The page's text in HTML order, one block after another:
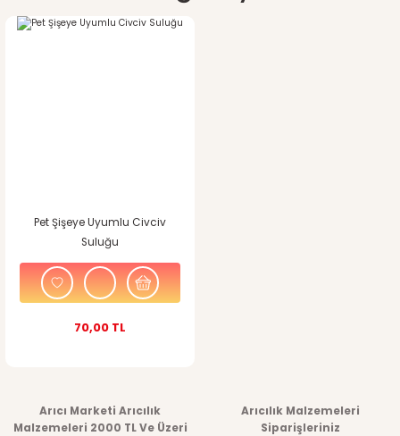
Pet Şişeye Uyumlu Civciv
Suluğu
70,00 TL
Arıcı Marketi Arıcılık
Malzemeleri 2000 TL Ve Üzeri
Arıcılık Malzemeleri
Siparişleriniz